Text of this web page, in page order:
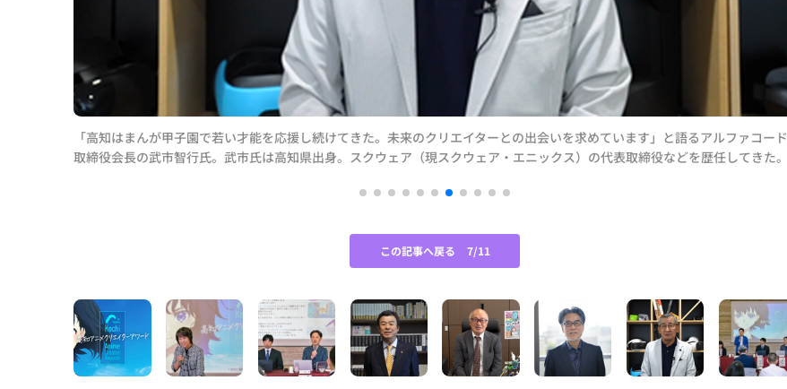
「高知はまんが甲子園で若い才能を応援し続けてきた。未来のクリエイターとの出会いを求めています」と語るアルファコード
取締役会長の武市智行氏。武市氏は高知県出身。スクウェア（現スクウェア・エニックス）の代表取締役などを歴任してきた。
この記事へ戻る 7/11